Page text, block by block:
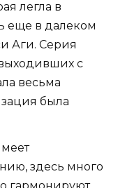
легла в
еще в далеком
Аги. Серия
с
весьма
была
здесь много
гармонируют